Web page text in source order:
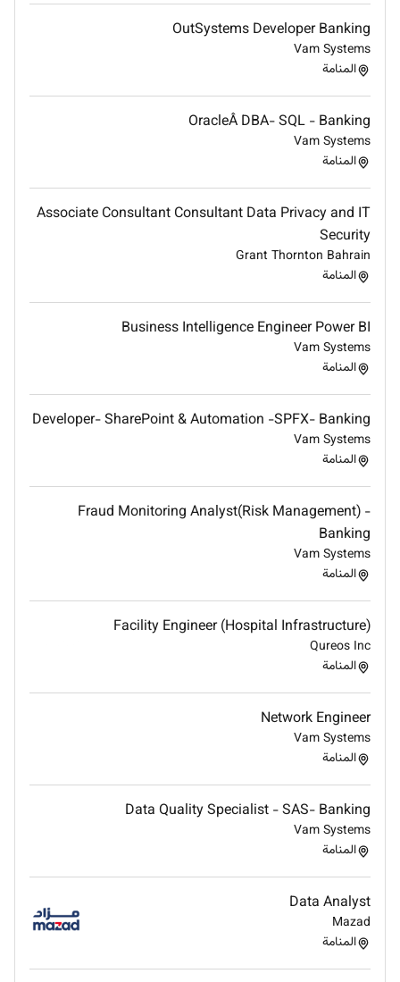
OutSystems Developer Banking
Vam Systems
المنامة
OracleÂ DBA- SQL - Banking
Vam Systems
المنامة
Associate Consultant Consultant Data Privacy and IT
Security
Grant Thornton Bahrain
المنامة
Business Intelligence Engineer Power BI
Vam Systems
المنامة
Developer- SharePoint & Automation -SPFX- Banking
Vam Systems
المنامة
Fraud Monitoring Analyst(Risk Management) -
Banking
Vam Systems
المنامة
Facility Engineer (Hospital Infrastructure)
Qureos Inc
المنامة
Network Engineer
Vam Systems
المنامة
Data Quality Specialist - SAS- Banking
Vam Systems
المنامة
Data Analyst
Mazad
المنامة